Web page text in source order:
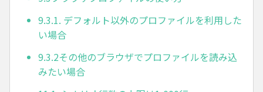
9.3.1. デフォルト以外のプロファイルを利用した
い場合
9.3.2その他のブラウザでプロファイルを読み込
みたい場合